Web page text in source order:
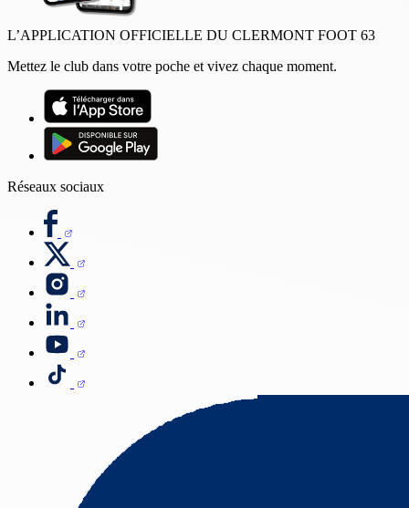
L’APPLICATION OFFICIELLE DU CLERMONT FOOT 63
Mettez le club dans votre poche et vivez chaque moment.
Réseaux sociaux